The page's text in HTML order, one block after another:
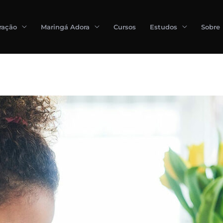
Maringá Adora Cursos Estudos Sobre